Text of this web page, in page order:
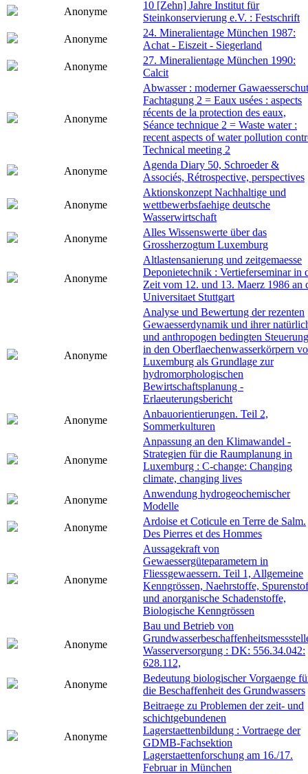
Anonyme
10 [Zehn] Jahre Institut für
Steinkonservierung e.V. : Festschrift
Anonyme
24. Mineralientage München 1987:
Achat - Eiszeit - Siegerland
Anonyme
27. Mineralientage München 1990:
Calcit
Anonyme
Abwasser : moderner
Fachtagung 2 = Eaux usées : aspects
récents de la protection des eaux,
Séance technique 2 = Waste water :
recent aspects of water pollution
Technical meeting 2
Anonyme
Agenda Diary 50, Schroeder &
Associés, Rétrospective, perspectives
Anonyme
Aktionskonzept Nachhaltige und
wettbewerbsfaehige deutsche
Wasserwirtschaft
Anonyme
Alles Wissenswerte über das
Grossherzogtum Luxemburg
Anonyme
Altlastensanierung und zeitgemaesse
Deponietechnik : Vertieferseminar in
Zeit vom 12. und 13. Maerz 1986 an
Universitaet Stuttgart
Anonyme
Analyse und Bewertung der rezenten
Gewaesserdynamik und ihrer
und anthropogen bedingten Steuerung
in den Oberflaechenwasserkörpern
Luxemburg als Grundlage zur
hydromorphologischen
Bewirtschaftsplanung -
Erlaeuterungsbericht
Anonyme
Anbauorientierungen. Teil 2,
Sommerkulturen
Anonyme
Anpassung an den Klimawandel -
Strategien für die Raumplanung in
Luxemburg : C-change: Changing
climate, changing lives
Anonyme
Anwendung hydrogeochemischer
Modelle
Anonyme
Ardoise et Coticule en Terre de Salm.
Des Pierres et des Hommes
Anonyme
Aussagekraft von
Gewaessergüteparametern in
Fliessgewaessern. Teil 1, Allgemeine
Kenngrössen, Naehrstoffe,
und anorganische Schadenstoffe,
Biologische Kenngrössen
Anonyme
Bau und Betrieb von
Wasserversorgung : DK: 556.34.042:
628.112,
Anonyme
Bedeutung biologischer Vorgaenge
die Beschaffenheit des Grundwassers
Anonyme
Beitraege zu Problemen der zeit- und
schichtgebundenen
Lagerstaettenbildung : Vortraege der
GDMB-Fachsektion
Lagerstaettenforschung am 16./17.
Februar in München